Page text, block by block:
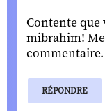
Contente que
mibrahim!
commentaire.
RÉPONDRE